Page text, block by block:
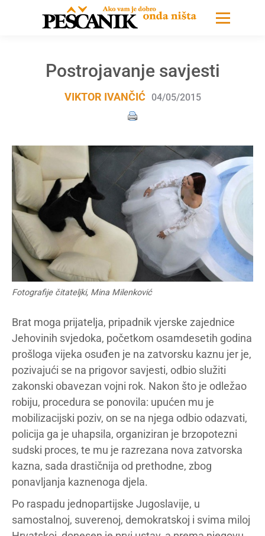
Postrojavanje savjesti
VIKTOR IVANČIĆ 04/05/2015
Fotografije čitateljki, Mina Milenković
Brat moga prijatelja, pripadnik vjerske zajednice
Jehovinih svjedoka, početkom osamdesetih godina
prošloga vijeka osuđen je na zatvorsku kaznu jer je,
pozivajući se na prigovor savjesti, odbio služiti
zakonski obavezan vojni rok. Nakon što je odležao
robiju, procedura se ponovila: upućen mu je
mobilizacijski poziv, on se na njega odbio odazvati,
policija ga je uhapsila, organiziran je brzopotezni
sudski proces, te mu je razrezana nova zatvorska
kazna, sada drastičnija od prethodne, zbog
ponavljanja kaznenoga djela.
Po raspadu jednopartijske Jugoslavije, u
samostalnoj, suverenoj, demokratskoj i svima miloj